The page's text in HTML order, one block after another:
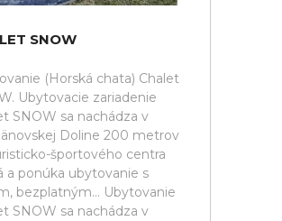
SNOW
(Horská chata) Chalet
Ubytovacie zariadenie
SNOW sa nachádza v
Doline 200 metrov
športového centra
a ponúka ubytovanie s
bezplatným... Ubytovanie
SNOW sa nachádza v